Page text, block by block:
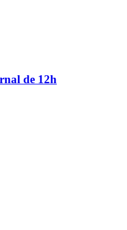
de 12h